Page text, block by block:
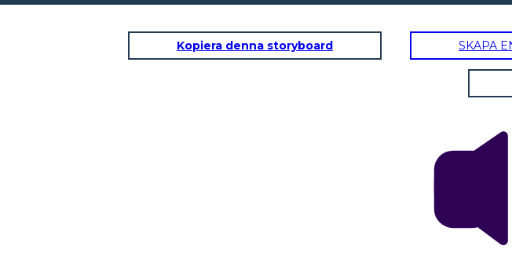
Kopiera denna storyboard SKAPA